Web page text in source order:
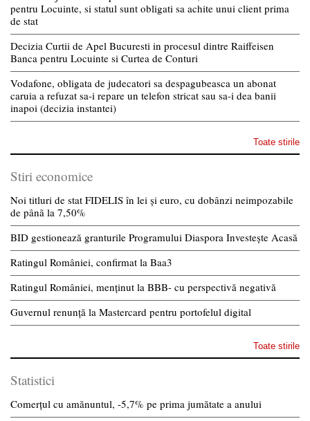
pentru Locuinte, si statul sunt obligati sa achite unui client prima
de stat
Decizia Curtii de Apel Bucuresti in procesul dintre Raiffeisen
Banca pentru Locuinte si Curtea de Conturi
Vodafone, obligata de judecatori sa despagubeasca un abonat
caruia a refuzat sa-i repare un telefon stricat sau sa-i dea banii
inapoi (decizia instantei)
Toate stirile
Stiri economice
Noi titluri de stat FIDELIS în lei și euro, cu dobânzi neimpozabile
de pânã la 7,50%
BID gestionează granturile Programului Diaspora Investește Acasă
Ratingul României, confirmat la Baa3
Ratingul României, menținut la BBB- cu perspectivă negativă
Guvernul renunță la Mastercard pentru portofelul digital
Toate stirile
Statistici
Comerțul cu amănuntul, -5,7% pe prima jumătate a anului